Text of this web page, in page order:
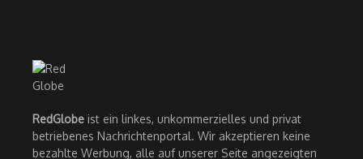
RedGlobe ist ein linkes, unkommerzielles und privat
betriebenes Nachrichtenportal. Wir akzeptieren keine
bezahlte Werbung, alle auf unserer Seite angezeigten